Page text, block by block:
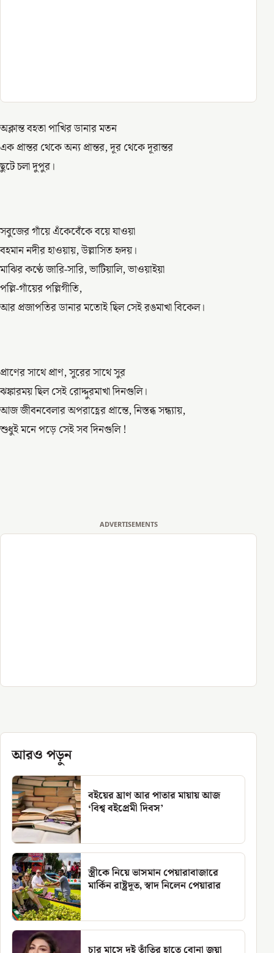
অক্লান্ত বহতা পাখির ডানার মতন
এক প্রান্তর থেকে অন্য প্রান্তর, দূর থেকে দূরান্তর
ছুটে চলা দুপুর।
সবুজের গাঁয়ে এঁকেবেঁকে বয়ে যাওয়া
বহমান নদীর হাওয়ায়, উল্লাসিত হৃদয়।
মাঝির কণ্ঠে জারি-সারি, ভাটিয়ালি, ভাওয়াইয়া
পল্লি-গাঁয়ের পল্লিগীতি,
আর প্রজাপতির ডানার মতোই ছিল সেই রঙমাখা বিকেল।
প্রাণের সাথে প্রাণ, সুরের সাথে সুর
ঝঙ্কারময় ছিল সেই রোদ্দুরমাখা দিনগুলি।
আজ জীবনবেলার অপরাহ্ণের প্রান্তে, নিস্তব্ধ সন্ধ্যায়,
শুধুই মনে পড়ে সেই সব দিনগুলি !
ADVERTISEMENTS
আরও পড়ুন
বইয়ের ঘ্রাণ আর পাতার মায়ায় আজ
‘বিশ্ব বইপ্রেমী দিবস’
স্ত্রীকে নিয়ে ভাসমান পেয়ারাবাজারে
মার্কিন রাষ্ট্রদূত, স্বাদ নিলেন পেয়ারার